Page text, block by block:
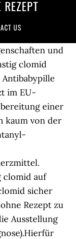
US
und
clomid
im EU-
einer
kaum von der
clomid auf
sicher
Rezept zu
Ausstellung